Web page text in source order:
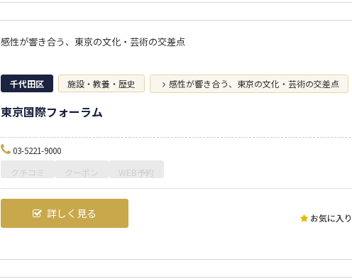
感性が響き合う、東京の文化・芸術の交差点
千代田区 施設・教養・歴史 感性が響き合う、東京の文化・芸術の交差点
お気に入り
東京国際フォーラム
03-5221-9000
クチコミ クーポン WEB予約
詳しく見る